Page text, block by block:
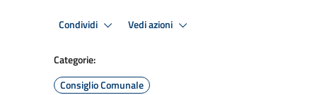
Condividi Vedi azioni
Categorie:
Consiglio Comunale